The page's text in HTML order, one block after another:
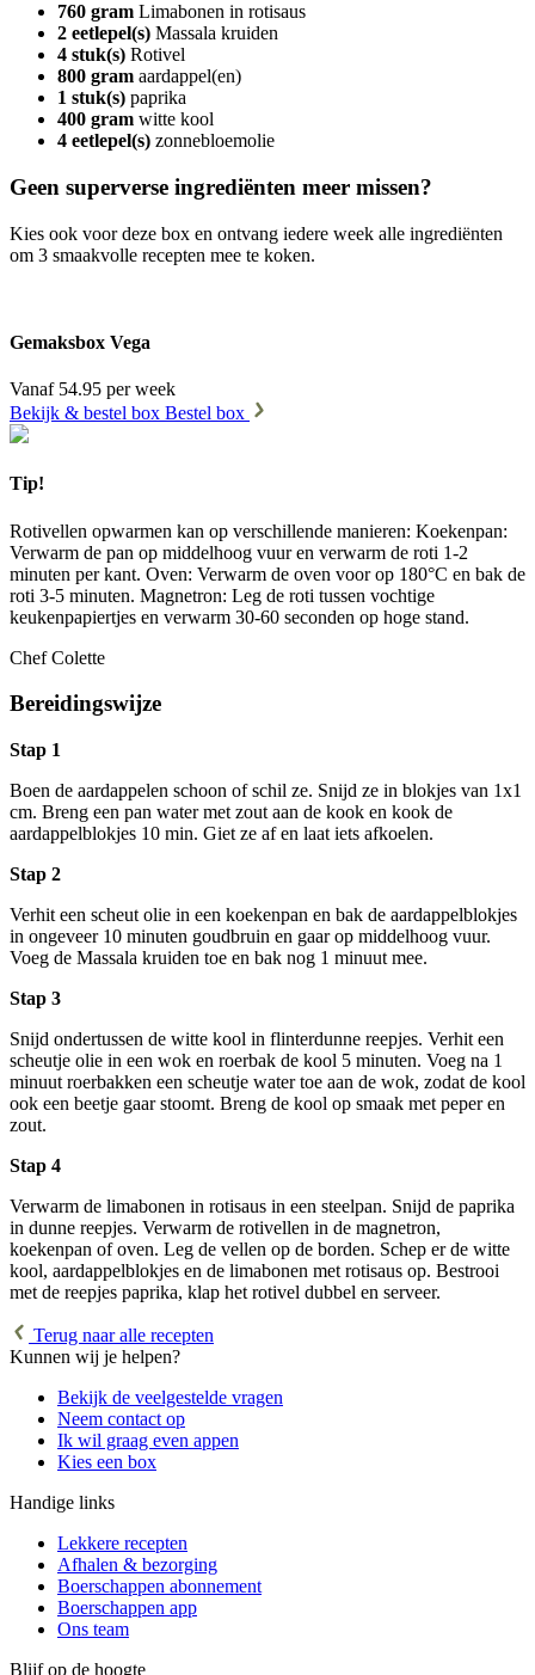
760 gram Limabonen in rotisaus
2 eetlepel(s) Massala kruiden
4 stuk(s) Rotivel
800 gram aardappel(en)
1 stuk(s) paprika
400 gram witte kool
4 eetlepel(s) zonnebloemolie
Geen superverse ingrediënten meer missen?
Kies ook voor deze box en ontvang iedere week alle ingrediënten
om 3 smaakvolle recepten mee te koken.
Gemaksbox Vega
Vanaf 54.95 per week
Bekijk & bestel box Bestel box
Tip!
Rotivellen opwarmen kan op verschillende manieren: Koekenpan:
Verwarm de pan op middelhoog vuur en verwarm de roti 1-2
minuten per kant. Oven: Verwarm de oven voor op 180°C en bak de
roti 3-5 minuten. Magnetron: Leg de roti tussen vochtige
keukenpapiertjes en verwarm 30-60 seconden op hoge stand.
Chef Colette
Bereidingswijze
Stap 1
Boen de aardappelen schoon of schil ze. Snijd ze in blokjes van 1x1
cm. Breng een pan water met zout aan de kook en kook de
aardappelblokjes 10 min. Giet ze af en laat iets afkoelen.
Stap 2
Verhit een scheut olie in een koekenpan en bak de aardappelblokjes
in ongeveer 10 minuten goudbruin en gaar op middelhoog vuur.
Voeg de Massala kruiden toe en bak nog 1 minuut mee.
Stap 3
Snijd ondertussen de witte kool in flinterdunne reepjes. Verhit een
scheutje olie in een wok en roerbak de kool 5 minuten. Voeg na 1
minuut roerbakken een scheutje water toe aan de wok, zodat de kool
ook een beetje gaar stoomt. Breng de kool op smaak met peper en
zout.
Stap 4
Verwarm de limabonen in rotisaus in een steelpan. Snijd de paprika
in dunne reepjes. Verwarm de rotivellen in de magnetron,
koekenpan of oven. Leg de vellen op de borden. Schep er de witte
kool, aardappelblokjes en de limabonen met rotisaus op. Bestrooi
met de reepjes paprika, klap het rotivel dubbel en serveer.
Terug naar alle recepten
Kunnen wij je helpen?
Bekijk de veelgestelde vragen
Neem contact op
Ik wil graag even appen
Kies een box
Handige links
Lekkere recepten
Afhalen & bezorging
Boerschappen abonnement
Boerschappen app
Ons team
Blijf op de hoogte